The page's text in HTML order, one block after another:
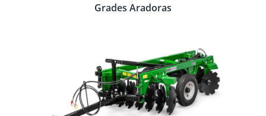
Grades Aradoras